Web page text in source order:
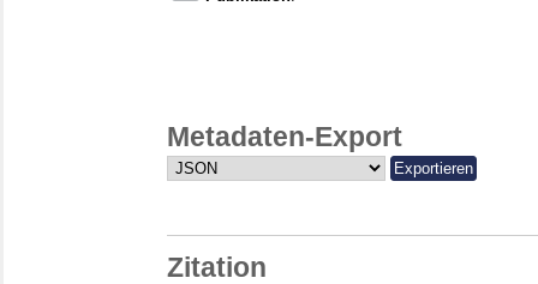
Metadaten-Export
Zitation